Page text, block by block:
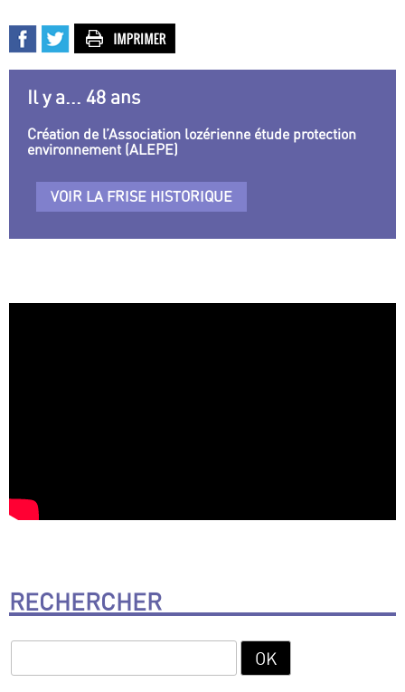
Il y a... 48 ans
Création de l’Association lozérienne étude protection
environnement (ALEPE)
VOIR LA FRISE HISTORIQUE
RECHERCHER